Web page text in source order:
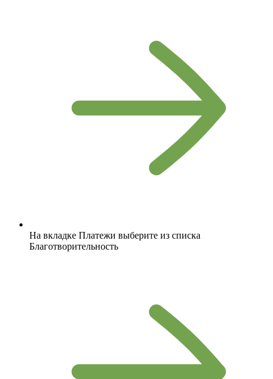
На вкладке Платежи выберите из списка
Благотворительность